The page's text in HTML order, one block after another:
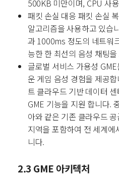
500KB 미만이며, CPU 사
패킷 손실 대응 패킷 손실
알고리즘을 사용하고 있습
과 1000ms 정도의 네트워
능한 한 최선의 음성 채팅
글로벌 서비스 가용성
운 게임 음성 경험을 제공
트 클라우드 기반 데이터
GME 기능을 지원 합니다.
아와 같은 기존 클라우드
지역을 포함하여 전 세계
니다.
2.3 GME 아키텍처